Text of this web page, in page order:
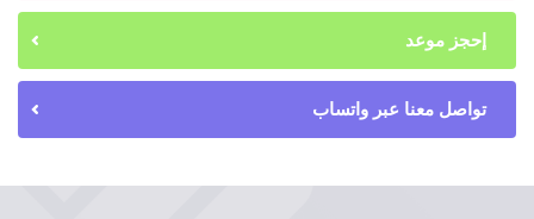
إحجز موعد
تواصل معنا عبر واتساب